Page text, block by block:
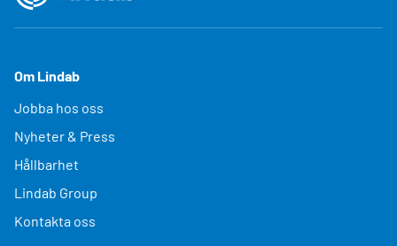
Om Lindab
Jobba hos oss
Nyheter & Press
Hållbarhet
Lindab Group
Kontakta oss